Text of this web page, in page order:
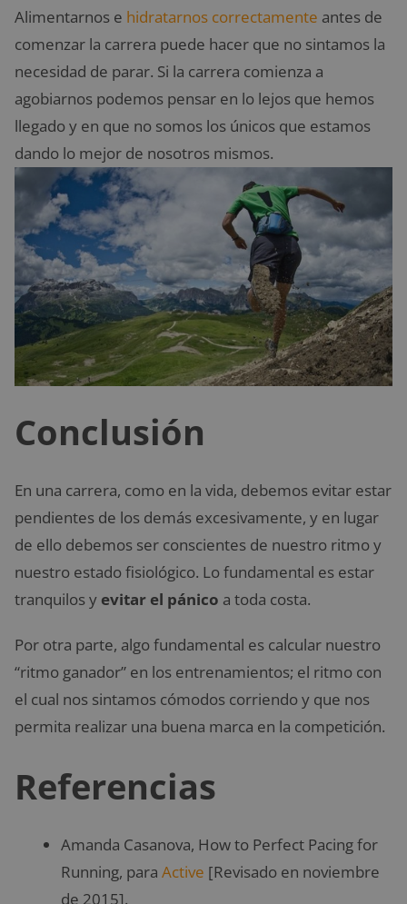
Alimentarnos e hidratarnos correctamente antes de
comenzar la carrera puede hacer que no sintamos la
necesidad de parar. Si la carrera comienza a
agobiarnos podemos pensar en lo lejos que hemos
llegado y en que no somos los únicos que estamos
dando lo mejor de nosotros mismos.
Conclusión
En una carrera, como en la vida, debemos evitar estar
pendientes de los demás excesivamente, y en lugar
de ello debemos ser conscientes de nuestro ritmo y
nuestro estado fisiológico. Lo fundamental es estar
tranquilos y evitar el pánico a toda costa.
Por otra parte, algo fundamental es calcular nuestro
“ritmo ganador” en los entrenamientos; el ritmo con
el cual nos sintamos cómodos corriendo y que nos
permita realizar una buena marca en la competición.
Referencias
Amanda Casanova, How to Perfect Pacing for
Running, para Active [Revisado en noviembre
de 2015].